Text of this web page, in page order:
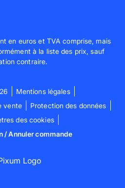
en euros et TVA comprise, mais
à la liste des prix, sauf
contraire.
Mentions légales
vente
Protection des données
des cookies
/ Annuler commande